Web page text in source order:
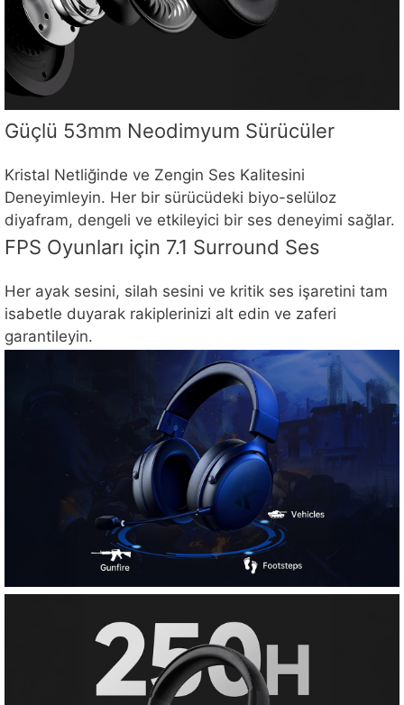
Güçlü 53mm Neodimyum Sürücüler
Kristal Netliğinde ve Zengin Ses Kalitesini
Deneyimleyin. Her bir sürücüdeki biyo-selüloz
diyafram, dengeli ve etkileyici bir ses deneyimi sağlar.
FPS Oyunları için 7.1 Surround Ses
Her ayak sesini, silah sesini ve kritik ses işaretini tam
isabetle duyarak rakiplerinizi alt edin ve zaferi
garantileyin.